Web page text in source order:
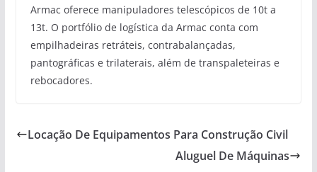
Armac oferece manipuladores telescópicos de 10t a
13t. O portfólio de logística da Armac conta com
empilhadeiras retráteis, contrabalançadas,
pantográficas e trilaterais, além de transpaleteiras e
rebocadores.
Locação De Equipamentos Para Construção Civil
Aluguel De Máquinas